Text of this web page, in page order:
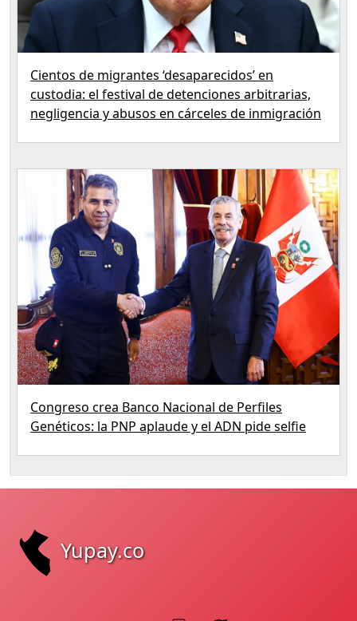
Cientos de migrantes ‘desaparecidos’ en
custodia: el festival de detenciones arbitrarias,
negligencia y abusos en cárceles de inmigración
Congreso crea Banco Nacional de Perfiles
Genéticos: la PNP aplaude y el ADN pide selfie
Yupay.co